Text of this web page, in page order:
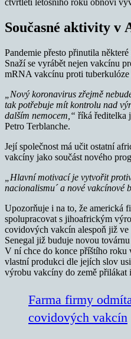
čtvrtletí letošního roku obnoví
Současné aktivity v
Pandemie přesto přinutila
Snaží se vyrábět nejen vakcínu
mRNA vakcínu proti
„Nový koronavirus zřejmě
tak potřebuje mít kontrolu nad
dalším nemocem,“ říká ředitelka
Petro Terblanche.
Její společnost má učit ostatní
vakcíny jako součást nového
„Hlavní motivací je vytvořit
nacionalismu´ a nové vakcínové
Upozorňuje i na to, že americká
spolupracovat s jihoafrickým
covidových vakcín alespoň již ve
Senegal již buduje novou
V ní chce do konce příštího roku
vlastní produkci dle jejích slov
výrobu vakcíny do země přilákat
Farma firmy
covidových vakcín